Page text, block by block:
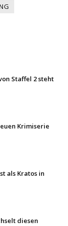
Staffel 2 steht
Krimiserie
als Kratos in
diesen